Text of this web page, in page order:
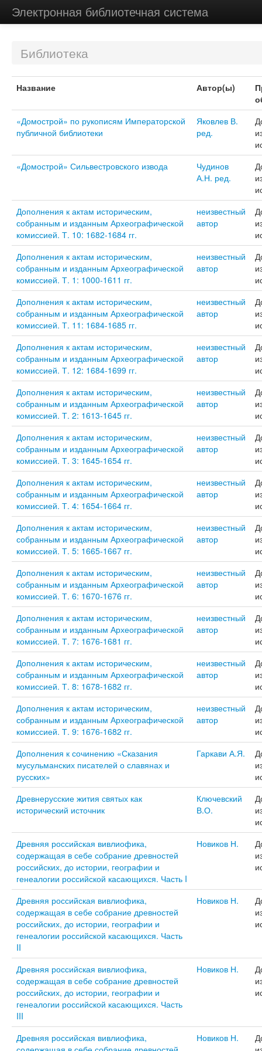
Электронная библиотечная система
Библиотека
Название Автор(ы)
«Домострой» по рукописям Императорской
публичной библиотеки
Яковлев В.
ред.
«Домострой» Сильвестровского извода
Чудинов
А.Н. ред.
Дополнения к актам историческим,
собранным и изданным Археографической
комиссией. Т. 10: 1682-1684 гг.
неизвестный
автор
Дополнения к актам историческим,
собранным и изданным Археографической
комиссией. Т. 1: 1000-1611 гг.
неизвестный
автор
Дополнения к актам историческим,
собранным и изданным Археографической
комиссией. Т. 11: 1684-1685 гг.
неизвестный
автор
Дополнения к актам историческим,
собранным и изданным Археографической
комиссией. Т. 12: 1684-1699 гг.
неизвестный
автор
Дополнения к актам историческим,
собранным и изданным Археографической
комиссией. Т. 2: 1613-1645 гг.
неизвестный
автор
Дополнения к актам историческим,
собранным и изданным Археографической
комиссией. Т. 3: 1645-1654 гг.
неизвестный
автор
Дополнения к актам историческим,
собранным и изданным Археографической
комиссией. Т. 4: 1654-1664 гг.
неизвестный
автор
Дополнения к актам историческим,
собранным и изданным Археографической
комиссией. Т. 5: 1665-1667 гг.
неизвестный
автор
Дополнения к актам историческим,
собранным и изданным Археографической
комиссией. Т. 6: 1670-1676 гг.
неизвестный
автор
Дополнения к актам историческим,
собранным и изданным Археографической
комиссией. Т. 7: 1676-1681 гг.
неизвестный
автор
Дополнения к актам историческим,
собранным и изданным Археографической
комиссией. Т. 8: 1678-1682 гг.
неизвестный
автор
Дополнения к актам историческим,
собранным и изданным Археографической
комиссией. Т. 9: 1676-1682 гг.
неизвестный
автор
Дополнения к сочинению «Сказания
мусульманских писателей о славянах и
русских»
Гаркави А.Я.
Древнерусские жития святых как
исторический источник
Ключевский
В.О.
Древняя российская вивлиофика,
содержащая в себе собрание древностей
российских, до истории, географии и
генеалогии российской касающихся. Часть I
Новиков Н.
Древняя российская вивлиофика,
содержащая в себе собрание древностей
российских, до истории, географии и
генеалогии российской касающихся. Часть
II
Новиков Н.
Древняя российская вивлиофика,
содержащая в себе собрание древностей
российских, до истории, географии и
генеалогии российской касающихся. Часть
III
Новиков Н.
Древняя российская вивлиофика,
Новиков Н.